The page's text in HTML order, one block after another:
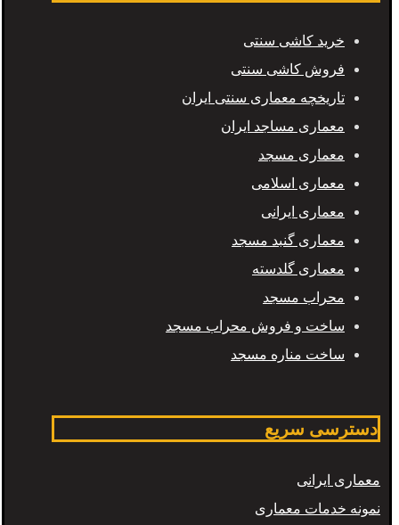
خرید کاشی سنتی
فروش کاشی سنتی
تاریخچه معماری سنتی ایران
معماری مساجد ایران
معماری مسجد
معماری اسلامی
معماری ایرانی
معماری گنبد مسجد
معماری گلدسته
محراب مسجد
ساخت و فروش محراب مسجد
ساخت مناره مسجد
دسترسی سریع
معماری ایرانی
نمونه خدمات معماری